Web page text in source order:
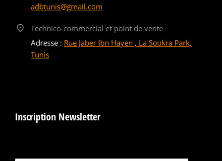
adbtunis@gmail.com
Technico-commercial et point de vente
Adresse : Rue Jaber Ibn Hayen , La Soukra Park,
Tunis
Inscription Newsletter